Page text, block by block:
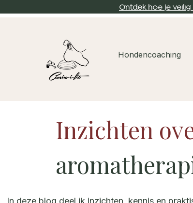
Ontdek hoe je
Hondencoaching
Inzichten
In deze blog deel ik inzichten, kennis en